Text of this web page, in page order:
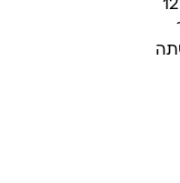
עיקר הזעם הופנה כאמור מצד פוליטיקאים ואישי ציבור חרדים שהבהירו אף כי יחרימו את קשת 12